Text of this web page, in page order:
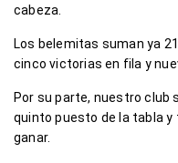
cabeza.
Los belemitas suman ya
cinco victorias en fila y
Por su parte, nuestro club
quinto puesto de la tabla
ganar.